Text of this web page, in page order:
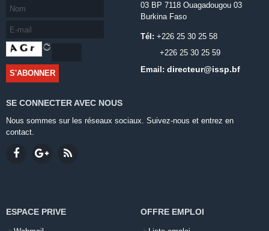
03 BP 7118 Ouagadougou 03
Burkina Faso
Tél: +226 25 30 25 58
+226 25 30 25 59
Email: directeur@issp.bf
SE CONNECTER AVEC NOUS
Nous sommes sur les réseaux sociaux. Suivez-nous et entrez en
contact.
ESPACE PRIVE OFFRE EMPLOI